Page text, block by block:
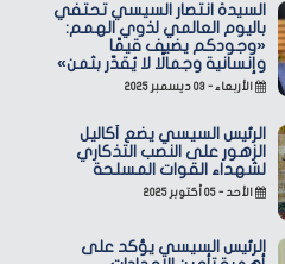
السيدة انتصار السيسي تحتفي
باليوم العالمي لذوي الهمم:
«وجودكم يضيف قيمًا
وإنسانية وجمالًا لا يُقدّر بثمن»
الأربعاء - ٠٣ ديسمبر ٢٠٢٥
الرئيس السيسي يضع أكاليل
الزهور على النصب التذكاري
لشهداء القوات المسلحة
الأحد - ٠٥ أكتوبر ٢٠٢٥
الرئيس السيسي يؤكد على